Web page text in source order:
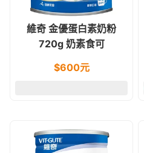
維奇 金優蛋白素奶粉
720g 奶素食可
$600元